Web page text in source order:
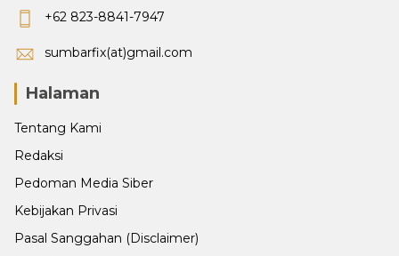
+62 823-8841-7947
sumbarfix(at)gmail.com
Halaman
Tentang Kami
Redaksi
Pedoman Media Siber
Kebijakan Privasi
Pasal Sanggahan (Disclaimer)